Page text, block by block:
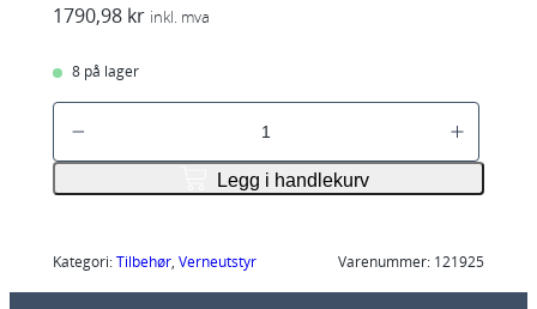
1790,98 kr inkl. mva
8 på lager
3
V
e
s
a
Legg i handlekurv
Kategori:Tilbehør, Verneutstyr Varenummer: 121925